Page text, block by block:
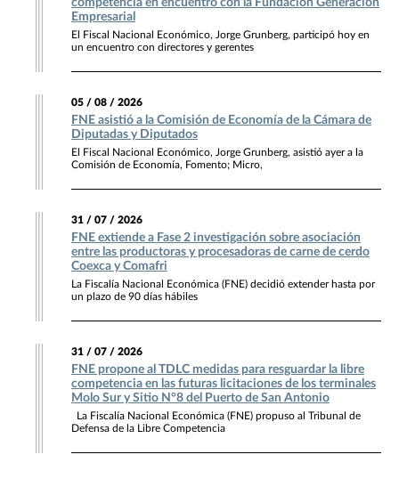
competencia en encuentro con la Fundación Generación
Empresarial
El Fiscal Nacional Económico, Jorge Grunberg, participó hoy en
un encuentro con directores y gerentes
05 / 08 / 2026
FNE asistió a la Comisión de Economía de la Cámara de
Diputadas y Diputados
El Fiscal Nacional Económico, Jorge Grunberg, asistió ayer a la
Comisión de Economía, Fomento; Micro,
31 / 07 / 2026
FNE extiende a Fase 2 investigación sobre asociación
entre las productoras y procesadoras de carne de cerdo
Coexca y Comafri
La Fiscalía Nacional Económica (FNE) decidió extender hasta por
un plazo de 90 días hábiles
31 / 07 / 2026
FNE propone al TDLC medidas para resguardar la libre
competencia en las futuras licitaciones de los terminales
Molo Sur y Sitio N°8 del Puerto de San Antonio
La Fiscalía Nacional Económica (FNE) propuso al Tribunal de
Defensa de la Libre Competencia